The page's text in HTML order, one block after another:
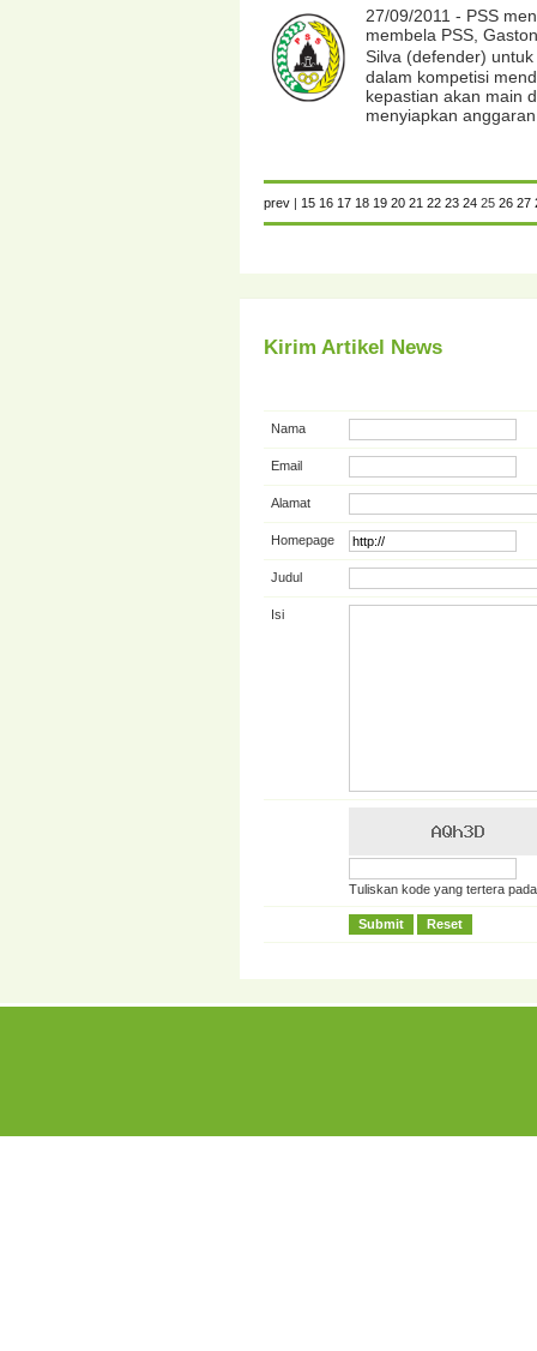
27/09/2011 - PSS
membela PSS,
Silva (defender)
dalam kompetisi
kepastian akan main
menyiapkan anggaran
prev | 15 16 17 18 19 20 21 22 23 24 25 26 27
Kirim Artikel News
Nama
Email
Alamat
Homepage
Judul
Isi
Tuliskan kode yang tertera